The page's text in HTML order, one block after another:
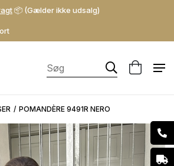
📦 (Gælder ikke udsalg)
POMANDÈRE 9491R NERO